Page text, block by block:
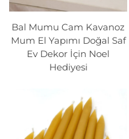
5. Çevreye Dost ve
Çevreye duyarlı bir
önemine inanıyoruz; bu
tarafından üretilen
olarak biyolojik olarak
mumları tercih
Bal Mumu Cam Kavanoz
Mum El Yapımı Doğal Saf
Ev Dekor İçin Noel
Hediyesi